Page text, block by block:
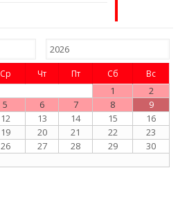
Ср Чт Пт Сб Вс
1
2
5 6 7 8
9
12 13 14 15
16
19 20 21 22
23
26 27 28 29
30